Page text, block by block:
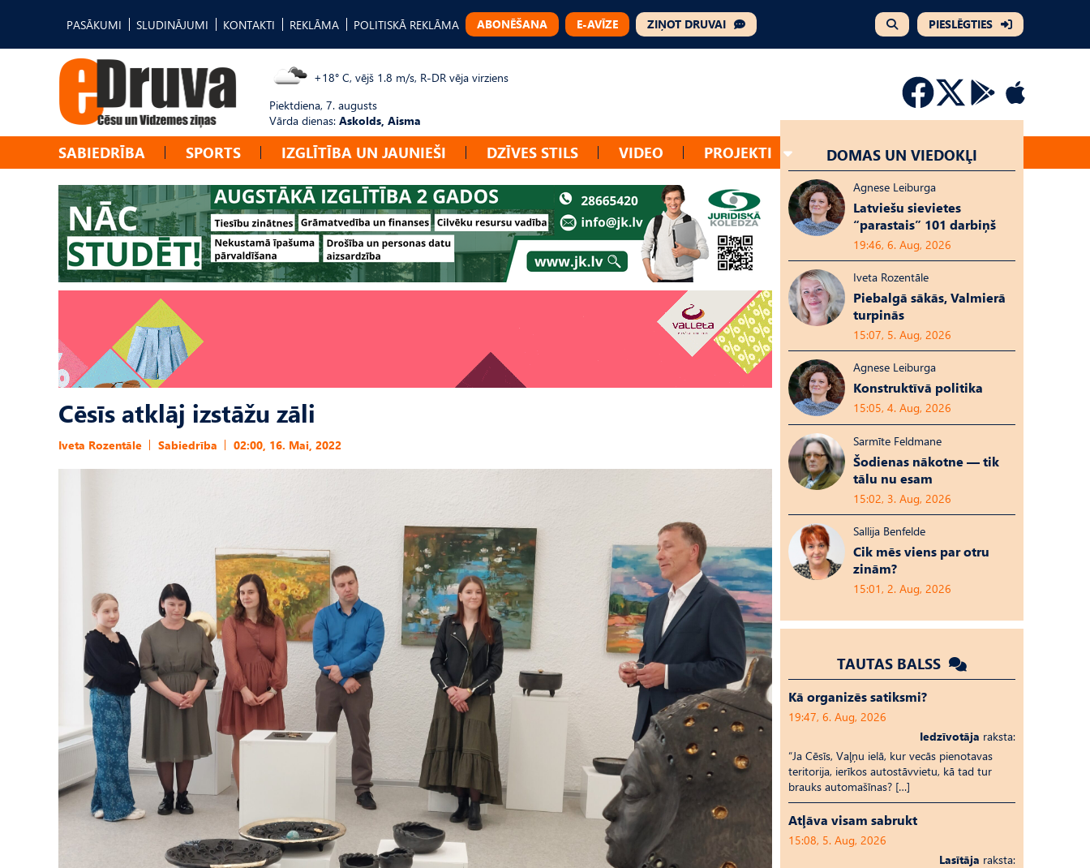
PASĀKUMI SLUDINĀJUMI KONTAKTI REKLĀMA POLITISKĀ REKLĀMA ABONĒŠANA E-AVĪZE ZIŅOT DRUVAI PIESLĒGTIES
+18° C, vējš 1.8 m/s, R-DR vēja virziens
Piektdiena, 7. augusts
Vārda dienas: Askolds, Aisma
SABIEDRĪBA SPORTS IZGLĪTĪBA UN JAUNIEŠI DZĪVES STILS VIDEO PROJEKTI
Cēsīs atklāj izstāžu zāli
Iveta Rozentāle Sabiedrība 02:00, 16. Mai, 2022
DOMAS UN VIEDOKĻI
Agnese Leiburga
Latviešu sievietes
“parastais” 101 darbiņš
19:46, 6. Aug, 2026
Iveta Rozentāle
Piebalgā sākās, Valmierā
turpinās
15:07, 5. Aug, 2026
Agnese Leiburga
Konstruktīvā politika
15:05, 4. Aug, 2026
Sarmīte Feldmane
Šodienas nākotne — tik
tālu nu esam
15:02, 3. Aug, 2026
Sallija Benfelde
Cik mēs viens par otru
zinām?
15:01, 2. Aug, 2026
TAUTAS BALSS
Kā organizēs satiksmi?
19:47, 6. Aug, 2026
Iedzīvotāja raksta:
“Ja Cēsīs, Vaļņu ielā, kur vecās pienotavas
teritorija, ierīkos autostāvvietu, kā tad tur
brauks automašīnas? […]
Atļāva visam sabrukt
15:08, 5. Aug, 2026
Lasītāja raksta: